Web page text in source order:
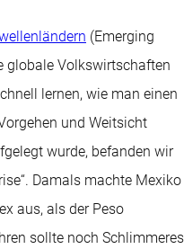
(Emerging
globale Volkswirtschaften
lernen, wie man einen
und Weitsicht
wurde, befanden wir
Damals machte Mexiko
aus, als der Peso
sollte noch Schlimmeres